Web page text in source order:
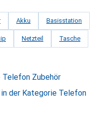
Akku Basisstation
Netzteil Tasche
Zubehör
der Kategorie Telefon